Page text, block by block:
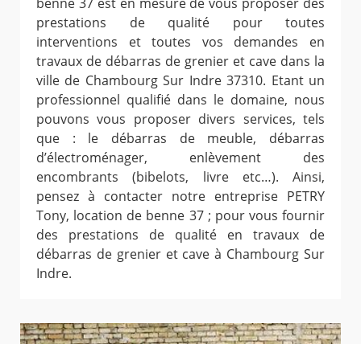
prestations de qualité pour toutes
interventions et toutes vos demandes en
travaux de débarras de grenier et cave dans la
ville de Chambourg Sur Indre 37310. Etant un
professionnel qualifié dans le domaine, nous
pouvons vous proposer divers services, tels
que : le débarras de meuble, débarras
d’électroménager, enlèvement des
encombrants (bibelots, livre etc…). Ainsi,
pensez à contacter notre entreprise PETRY
Tony, location de benne 37 ; pour vous fournir
des prestations de qualité en travaux de
débarras de grenier et cave à Chambourg Sur
Indre.